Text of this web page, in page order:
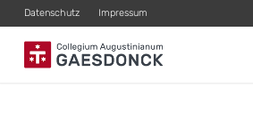
Datenschutz Impressum